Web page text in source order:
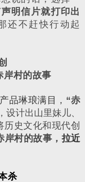
明信片就打印出
还不赶快行动起
岸村的故事
品琳琅满目， “赤
设计出山里妹儿、
历史文化和现代创
村的故事， 拉近
杀